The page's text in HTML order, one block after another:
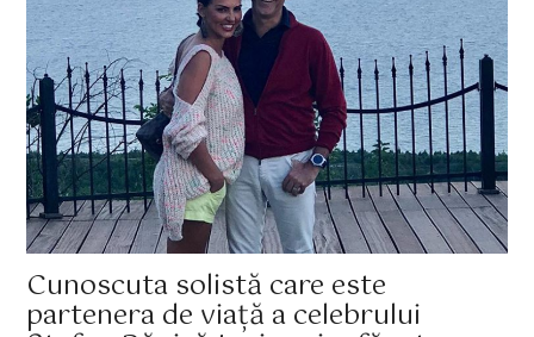
Cunoscuta solistă care este
partenera de viață a celebrului